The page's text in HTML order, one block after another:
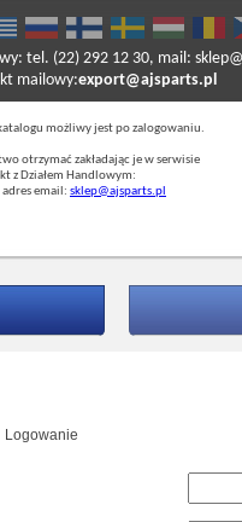
mailowy:export@ajsparts.pl
tel. (22) 292 12 30, mail:
możliwy jest po zalogowaniu.
otrzymać zakładając je w serwisie
z Działem Handlowym:
email: sklep@ajsparts.pl
Logowanie